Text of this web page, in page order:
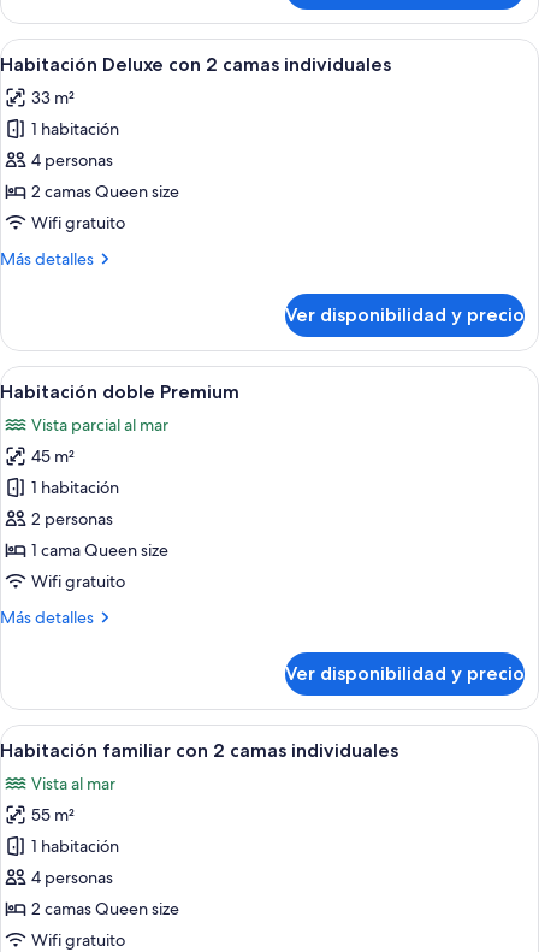
doble
estándar
Ver
todas
las
fotos
de
Habitación
Deluxe
2
Habitación de hotel con dos camas,
5
Habitación Deluxe con 2 camas individuales
33 m²
1 habitación
4 personas
2 camas Queen size
Wifi gratuito
Más detalles
Más
Deluxe
con
2
individuales
Ver disponibilidad y precio
Ver
todas
las
fotos
de
Habitación
doble
Premium
Una habitación de hotel moderna
5
Habitación doble Premium
Vista parcial al mar
45 m²
1 habitación
2 personas
1 cama Queen size
Wifi gratuito
Más detalles
Más
doble
Premium
Ver disponibilidad y precio
Ver
todas
las
fotos
de
Habitación
familiar
con
Habitación de hotel con una cama
4
Habitación familiar con 2 camas individuales
Vista al mar
55 m²
1 habitación
4 personas
2 camas Queen size
Wifi gratuito